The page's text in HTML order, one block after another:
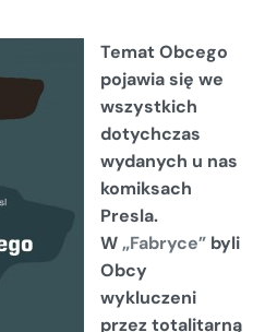
Temat Obcego
pojawia się we
wszystkich
dotychczas
wydanych u nas
komiksach
Presla.
W„Fabryce”byli
Obcy
wykluczeni
przez totalitarną